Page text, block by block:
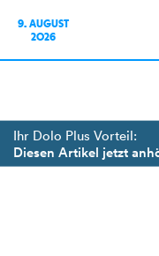
9. AUGUST
2026
Ihr Dolo Plus Vorteil:
Diesen Artikel jetzt